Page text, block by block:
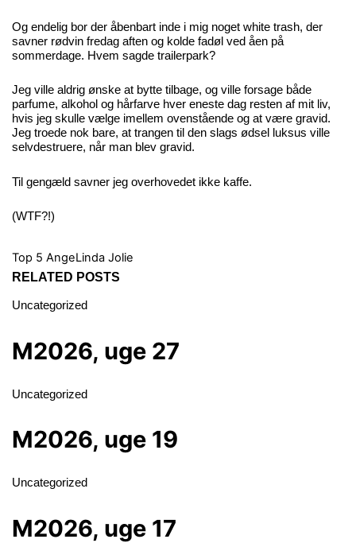
Og endelig bor der åbenbart inde i mig noget white trash, der
savner rødvin fredag aften og kolde fadøl ved åen på
sommerdage. Hvem sagde trailerpark?
Jeg ville aldrig ønske at bytte tilbage, og ville forsage både
parfume, alkohol og hårfarve hver eneste dag resten af mit liv,
hvis jeg skulle vælge imellem ovenstående og at være gravid.
Jeg troede nok bare, at trangen til den slags ødsel luksus ville
selvdestruere, når man blev gravid.
Til gengæld savner jeg overhovedet ikke kaffe.
(WTF?!)
Top 5 AngeLinda Jolie
RELATED POSTS
Uncategorized
M2026, uge 27
Uncategorized
M2026, uge 19
Uncategorized
M2026, uge 17